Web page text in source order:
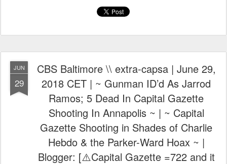
JUN
29
CBS Baltimore \\ extra-capsa | June 29,
2018 CET | ~ Gunman ID’d As Jarrod
Ramos; 5 Dead In Capital Gazette
Shooting In Annapolis ~ | ~ Capital
Gazette Shooting in Shades of Charlie
Hebdo & the Parker-Ward Hoax ~ |
Blogger: [⚠️Capital Gazette =722 and it